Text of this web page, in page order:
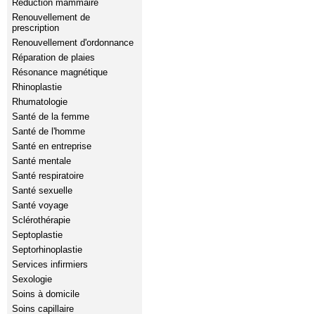
Réduction mammaire
Renouvellement de
prescription
Renouvellement d'ordonnance
Réparation de plaies
Résonance magnétique
Rhinoplastie
Rhumatologie
Santé de la femme
Santé de l'homme
Santé en entreprise
Santé mentale
Santé respiratoire
Santé sexuelle
Santé voyage
Sclérothérapie
Septoplastie
Septorhinoplastie
Services infirmiers
Sexologie
Soins à domicile
Soins capillaire